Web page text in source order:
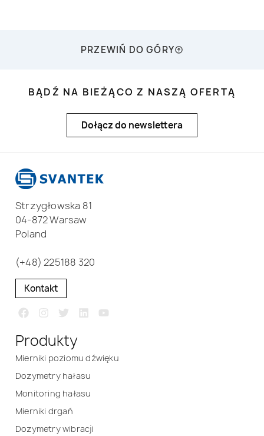
PRZEWIŃ DO GÓRY
BĄDŹ NA BIEŻĄCO Z NASZĄ OFERTĄ
Dołącz do newslettera
Strzygłowska 81
04-872 Warsaw
Poland
(+48) 225188 320
Kontakt
Produkty
Mierniki poziomu dźwięku
Dozymetry hałasu
Monitoring hałasu
Mierniki drgań
Dozymetry wibracji